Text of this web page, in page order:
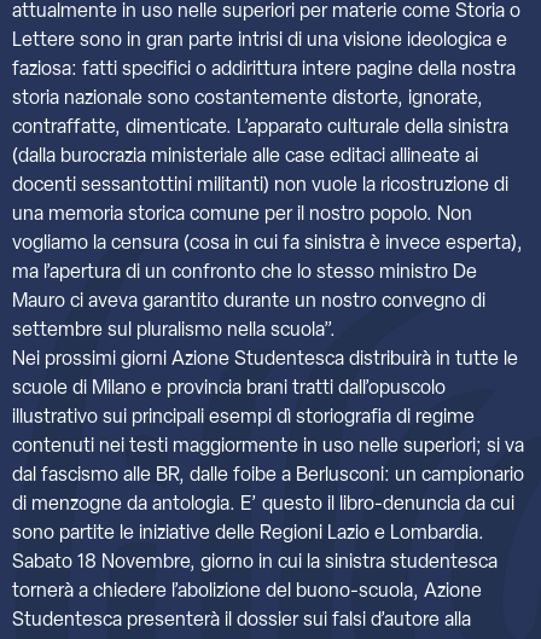
attualmente in uso nelle superiori per materie come Storia o
Lettere sono in gran parte intrisi di una visione ideologica e
faziosa: fatti specifici o addirittura intere pagine della nostra
storia nazionale sono costantemente distorte, ignorate,
contraffatte, dimenticate. L’apparato culturale della sinistra
(dalla burocrazia ministeriale alle case editaci allineate ai
docenti sessantottini militanti) non vuole la ricostruzione di
una memoria storica comune per il nostro popolo. Non
vogliamo la censura (cosa in cui fa sinistra è invece esperta),
ma l’apertura di un confronto che lo stesso ministro De
Mauro ci aveva garantito durante un nostro convegno di
settembre sul pluralismo nella scuola”.
Nei prossimi giorni Azione Studentesca distribuirà in tutte le
scuole di Milano e provincia brani tratti dall’opuscolo
illustrativo sui principali esempi dì storiografia di regime
contenuti nei testi maggiormente in uso nelle superiori; si va
dal fascismo alle BR, dalle foibe a Berlusconi: un campionario
di menzogne da antologia. E’ questo il libro-denuncia da cui
sono partite le iniziative delle Regioni Lazio e Lombardia.
Sabato 18 Novembre, giorno in cui la sinistra studentesca
tornerà a chiedere l’abolizione del buono-scuola, Azione
Studentesca presenterà il dossier sui falsi d’autore alla